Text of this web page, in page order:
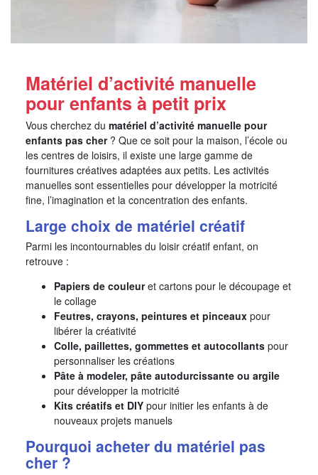
Matériel d’activité manuelle
pour enfants à petit prix
Vous cherchez du matériel d’activité manuelle pour
enfants pas cher? Que ce soit pour la maison, l’école ou
les centres de loisirs, il existe une large gamme de
fournitures créatives adaptées aux petits. Les activités
manuelles sont essentielles pour développer la motricité
fine, l’imagination et la concentration des enfants.
Large choix de matériel créatif
Parmi les incontournables du loisir créatif enfant, on
retrouve :
Papiers de couleuret cartons pour le découpage et
le collage
Feutres, crayons, peintures et pinceaux pour
libérer la créativité
Colle, paillettes, gommettes et autocollants pour
personnaliser les créations
Pâte à modeler, pâte autodurcissante ou argile
pour développer la motricité
Kits créatifs et DIY pour initier les enfants à de
nouveaux projets manuels
Pourquoi acheter du matériel pas
cher ?